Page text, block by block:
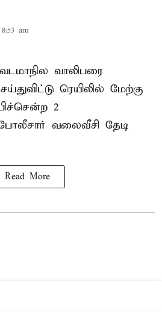
am
வாலிபரை
ரெயிலில் மேற்கு
2
வலைவீசி தேடி
Read More